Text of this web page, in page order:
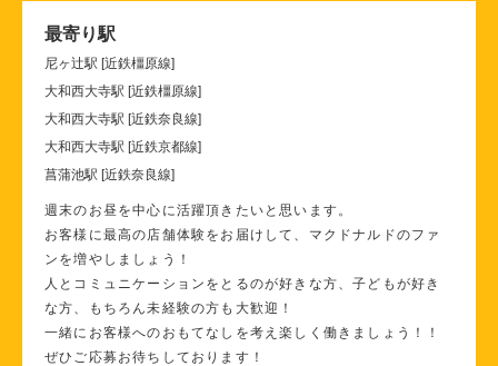
最寄り駅
尼ヶ辻駅 [近鉄橿原線]
大和西大寺駅 [近鉄橿原線]
大和西大寺駅 [近鉄奈良線]
大和西大寺駅 [近鉄京都線]
菖蒲池駅 [近鉄奈良線]
週末のお昼を中心に活躍頂きたいと思います。
お客様に最高の店舗体験をお届けして、マクドナルドのファ
ンを増やしましょう！
人とコミュニケーションをとるのが好きな方、子どもが好き
な方、もちろん未経験の方も大歓迎！
一緒にお客様へのおもてなしを考え楽しく働きましょう！！
ぜひご応募お待ちしております！